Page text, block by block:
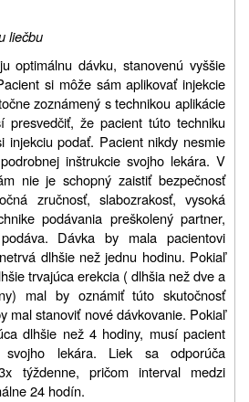
liečbu
optimálnu dávku, stanovenú vyššie
si môže sám aplikovať injekcie
zoznámený s technikou aplikácie
presvedčiť, že pacient túto techniku
injekciu podať. Pacient nikdy nesmie
inštrukcie svojho lekára. V
nie je schopný zaistiť bezpečnosť
zručnosť, slabozrakosť, vysoká
podávania preškolený partner,
Dávka by mala pacientovi
dlhšie než jednu hodinu. Pokiaľ
trvajúca erekcia ( dlhšia než dve a
mal by oznámiť túto skutočnosť
mal stanoviť nové dávkovanie. Pokiaľ
dlhšie než 4 hodiny, musí pacient
svojho lekára. Liek sa odporúča
týždenne, pričom interval medzi
24 hodín.